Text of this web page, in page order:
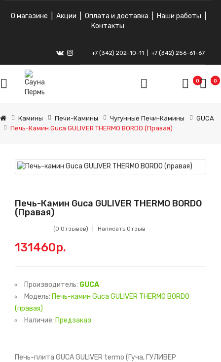
О магазине Акции Оплата и доставка Наши работы
Контакты
+7 (342) 202-10-11 +7 (342) 256-61-67
0 0
Камины Печи-Камины Чугунные Печи-Камины
GUCA
Печь-Камин Guca GULIVER THERMO BORDO (правая)
Печь-Камин Guca GULIVER THERMO BORDO
(правая)
(0 Отзывов) Написать Отзыв
131460р.
Производитель: GUCA
Модель: Печь-камин Guca GULIVER THERMO BORDO
(правая)
Наличие: Предзаказ
Печь-плита GUCA GULIVER termo (Гуча, ГУЛИВЕР